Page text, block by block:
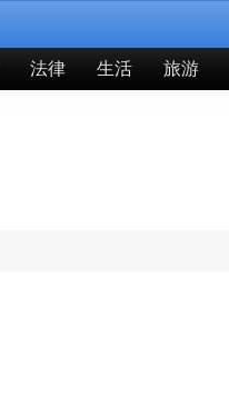
法律 生活 旅游